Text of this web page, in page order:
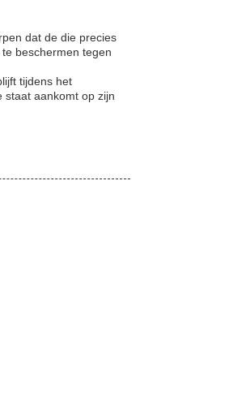
dat de die precies
beschermen tegen
tijdens het
staat aankomt op zijn